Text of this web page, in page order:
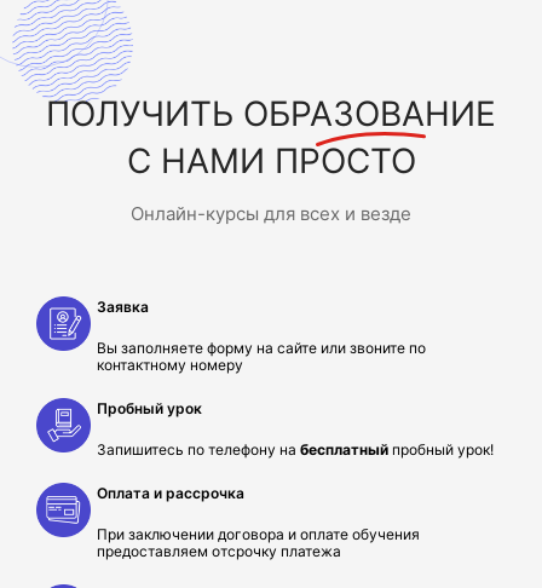
ПОЛУЧИТЬ ОБРАЗОВАНИЕ
С НАМИ ПРОСТО
Онлайн-курсы для всех и везде
Заявка
Вы заполняете форму на сайте или звоните по
контактному номеру
Пробный урок
Запишитесь по телефону на бесплатный пробный урок!
Оплата и рассрочка
При заключении договора и оплате обучения
предоставляем отсрочку платежа